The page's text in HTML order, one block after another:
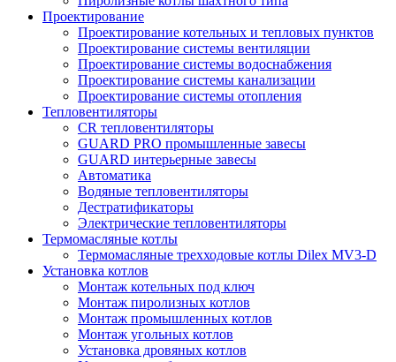
Проектирование
Проектирование котельных и тепловых пунктов
Проектирование системы вентиляции
Проектирование системы водоснабжения
Проектирование системы канализации
Проектирование системы отопления
Тепловентиляторы
CR тепловентиляторы
GUARD PRO промышленные завесы
GUARD интерьерные завесы
Автоматика
Водяные тепловентиляторы
Дестратификаторы
Электрические тепловентиляторы
Термомасляные котлы
Термомасляные трехходовые котлы Dilex MV3-D
Установка котлов
Монтаж котельных под ключ
Монтаж пиролизных котлов
Монтаж промышленных котлов
Монтаж угольных котлов
Установка дровяных котлов